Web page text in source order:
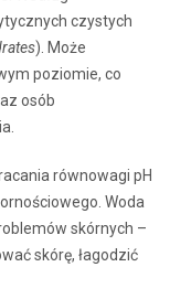
czystych
). Może
poziomie, co
osób
równowagi pH
Woda
skórnych –
skórę, łagodzić